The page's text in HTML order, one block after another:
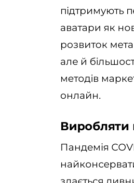
підтримують
аватари як
розвиток
але й
методів
онлайн.
Виробляти
Пандемія